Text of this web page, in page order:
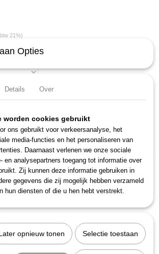
21%)
Opties
Details Over
worden cookies gebruikt
ons gebruikt voor verkeersanalyse, het
media-functies en het personaliseren van
Daarnaast verlenen we onze sociale
en analysepartners toegang tot informatie over
Zij kunnen deze informatie gebruiken in
gegevens die zij mogelijk hebben verzameld
hun diensten of die u hen hebt verstrekt.
opnieuw tonen Selectie toestaan